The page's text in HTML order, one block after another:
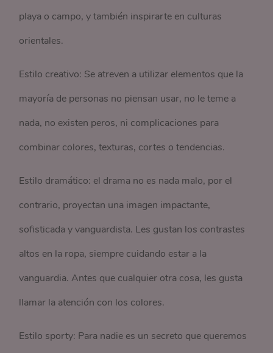
playa o campo, y también inspirarte en culturas
orientales.
Estilo creativo: Se atreven a utilizar elementos que la
mayoría de personas no piensan usar, no le teme a
nada, no existen peros, ni complicaciones para
combinar colores, texturas, cortes o tendencias.
Estilo dramático: el drama no es nada malo, por el
contrario, proyectan una imagen impactante,
sofisticada y vanguardista. Les gustan los contrastes
altos en la ropa, siempre cuidando estar a la
vanguardia. Antes que cualquier otra cosa, les gusta
llamar la atención con los colores.
Estilo sporty: Para nadie es un secreto que queremos